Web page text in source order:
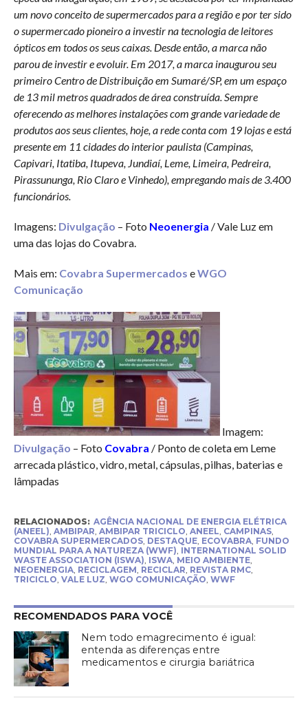
um novo conceito de supermercados para a região e por ter sido
o supermercado pioneiro a investir na tecnologia de leitores
ópticos em todos os seus caixas. Desde então, a marca não
parou de investir e evoluir. Em 2017, a marca inaugurou seu
primeiro Centro de Distribuição em Sumaré/SP, em um espaço
de 13 mil metros quadrados de área construída. Sempre
oferecendo as melhores instalações com grande variedade de
produtos aos seus clientes, hoje, a rede conta com 19 lojas e está
presente em 11 cidades do interior paulista (Campinas,
Capivari, Itatiba, Itupeva, Jundiaí, Leme, Limeira, Pedreira,
Pirassununga, Rio Claro e Vinhedo), empregando mais de 3.400
funcionários.
Imagens: Divulgação – Foto Neoenergia / Vale Luz em
uma das lojas do Covabra.
Mais em: Covabra Supermercados eWGO
Comunicação
Imagem:
Divulgação – Foto Covabra / Ponto de coleta em Leme
arrecada plástico, vidro, metal, cápsulas, pilhas, baterias e
lâmpadas
RELACIONADOS: AGÊNCIA NACIONAL DE ENERGIA ELÉTRICA
(ANEEL), AMBIPAR, AMBIPAR TRICICLO, ANEEL, CAMPINAS,
COVABRA SUPERMERCADOS, DESTAQUE, ECOVABRA, FUNDO
MUNDIAL PARA A NATUREZA (WWF), INTERNATIONAL SOLID
WASTE ASSOCIATION (ISWA), ISWA, MEIO AMBIENTE,
NEOENERGIA, RECICLAGEM, RECICLAR, REVISTA RMC,
TRICICLO, VALE LUZ, WGO COMUNICAÇÃO, WWF
RECOMENDADOS PARA VOCÊ
Nem todo emagrecimento é igual:
entenda as diferenças entre
medicamentos e cirurgia bariátrica